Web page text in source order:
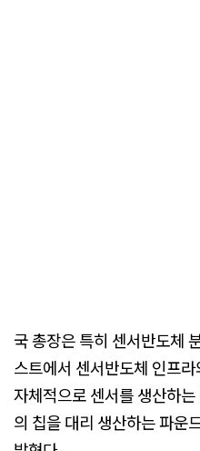
국 총장은 특히 센서반도체
스트에서 센서반도체 인프
자체적으로 센서를 생산하
의 칩을 대리 생산하는 파운